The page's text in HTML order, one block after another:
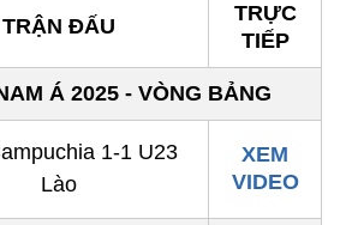
TRẬN ĐẤU
TRỰC
TIẾP
Á 2025 - VÒNG BẢNG
1-1 U23
Lào
XEM
VIDEO